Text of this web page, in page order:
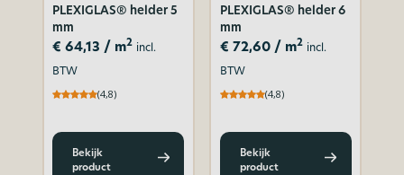
PLEXIGLAS® helder 5
mm
€ 64,13 / m2 incl.
BTW
(4,8)
Bekijk
product
PLEXIGLAS® helder 6
mm
€ 72,60/ m2 incl.
BTW
(4,8)
Bekijk
product